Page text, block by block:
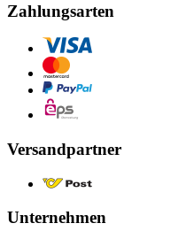
Zahlungsarten
Versandpartner
Unternehmen